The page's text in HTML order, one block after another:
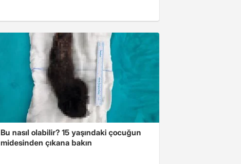
Bu nasıl olabilir? 15 yaşındaki çocuğun
midesinden çıkana bakın